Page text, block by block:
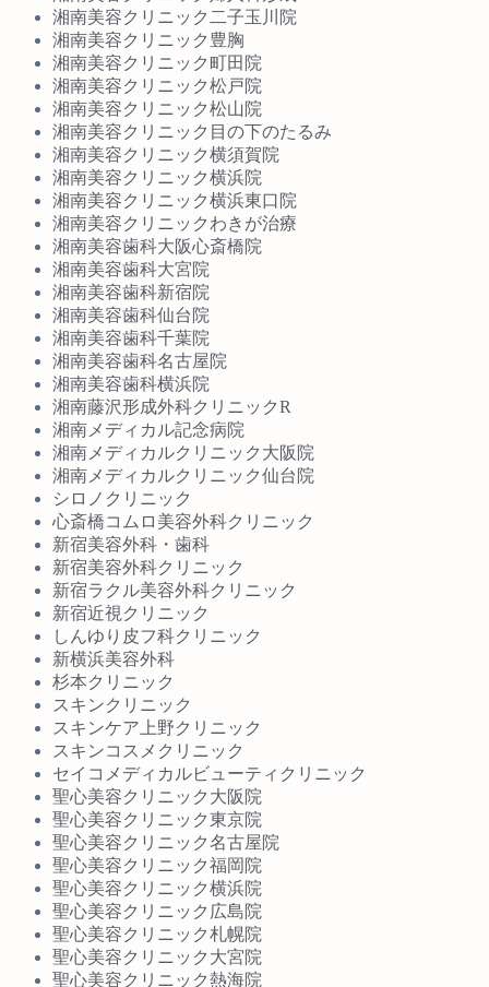
湘南美容クリニック二子玉川院
湘南美容クリニック豊胸
湘南美容クリニック町田院
湘南美容クリニック松戸院
湘南美容クリニック松山院
湘南美容クリニック目の下のたるみ
湘南美容クリニック横須賀院
湘南美容クリニック横浜院
湘南美容クリニック横浜東口院
湘南美容クリニックわきが治療
湘南美容歯科大阪心斎橋院
湘南美容歯科大宮院
湘南美容歯科新宿院
湘南美容歯科仙台院
湘南美容歯科千葉院
湘南美容歯科名古屋院
湘南美容歯科横浜院
湘南藤沢形成外科クリニックR
湘南メディカル記念病院
湘南メディカルクリニック大阪院
湘南メディカルクリニック仙台院
シロノクリニック
心斎橋コムロ美容外科クリニック
新宿美容外科・歯科
新宿美容外科クリニック
新宿ラクル美容外科クリニック
新宿近視クリニック
しんゆり皮フ科クリニック
新横浜美容外科
杉本クリニック
スキンクリニック
スキンケア上野クリニック
スキンコスメクリニック
セイコメディカルビューティクリニック
聖心美容クリニック大阪院
聖心美容クリニック東京院
聖心美容クリニック名古屋院
聖心美容クリニック福岡院
聖心美容クリニック横浜院
聖心美容クリニック広島院
聖心美容クリニック札幌院
聖心美容クリニック大宮院
聖心美容クリニック熱海院